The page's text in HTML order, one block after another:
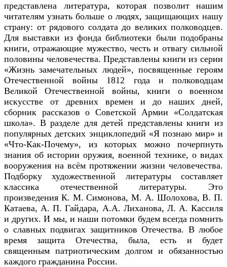
представлена литература, которая позволит нашим
читателям узнать больше о людях, защищающих нашу
страну: от рядового солдата до великих полководцев.
Для выставки из фонда библиотеки были подобраны
книги, отражающие мужество, честь и отвагу сильной
половины человечества. Представлены книги из серии
«Жизнь замечательных людей», посвященные героям
Отечественной войны 1812 года и полководцам
Великой Отечественной войны, книги о военном
искусстве от древних времен и до наших дней,
сборник рассказов о Советской Армии «Солдатская
школа». В разделе для детей представлены книги из
популярных детских энциклопедий «Я познаю мир» и
«Что-Как-Почему», из которых можно почерпнуть
знания об истории оружия, военной технике, о видах
вооружения на всём протяжении жизни человечества.
Подборку художественной литературы составляет
классика отечественной литературы. Это
произведения К. М. Симонова, М. А. Шолохова, В. П.
Катаева, А. П. Гайдара, А.А. Лиханова, Л. А. Кассиля
и других. И мы, и наши потомки будем всегда помнить
о славных подвигах защитников Отечества. В любое
время защита Отечества, была, есть и будет
священным патриотическим долгом и обязанностью
каждого гражданина России.